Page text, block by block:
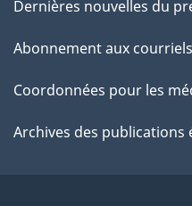
r
t
r
a
l
s
d
e
de
ce
site
Dernières nouvelles du
Abonnement aux
Coordonnées pour les
Archives des publications